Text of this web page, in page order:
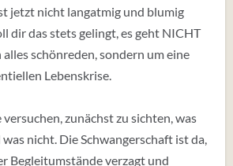
jetzt nicht langatmig und blumig
dir das stets gelingt, es geht NICHT
alles schönreden, sondern um eine
Lebenskrise.
versuchen, zunächst zu sichten, was
nicht. Die Schwangerschaft ist da,
Begleitumstände verzagt und